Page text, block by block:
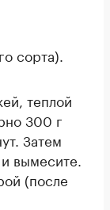
сорта).
теплой
300 г
Затем
вымесите.
(после